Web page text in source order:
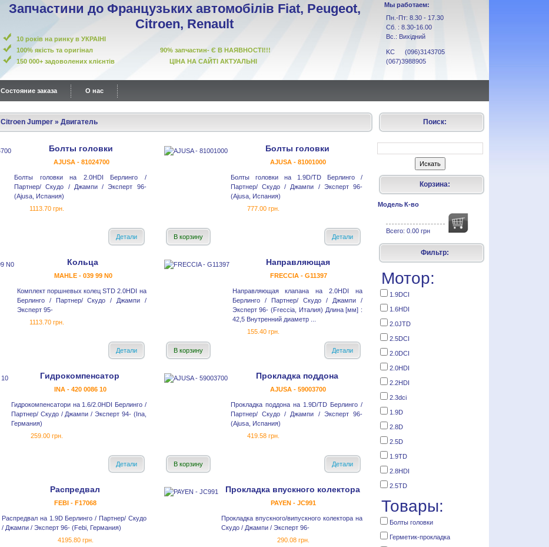
Запчастини до Французьких автомобілів Fiat, Peugeot,
Citroen, Renault
10 років на ринку в УКРАІНІ
100% якість та оригінал 90% запчастин- Є В НАЯВНОСТІ!!!
150 000+ задоволених клієнтів ЦІНА НА САЙТІ АКТУАЛЬНІ
Мы работаем:
Пн.-Пт: 8.30 - 17.30
Сб. : 8.30-16.00
Вс.: Вихідний
KC (096)3143705
(067)3988905
Состояние заказа О нас
Citroen Jumper » Двигатель
Болты головки
AJUSA - 81024700
Болты головки на 2.0HDI Берлинго /
Партнер/ Скудо / Джампи / Эксперт 96-
(Ajusa, Испания)
1113.70 грн.
Детали
Болты головки
AJUSA - 81001000
Болты головки на 1.9D/TD Берлинго /
Партнер/ Скудо / Джампи / Эксперт 96-
(Ajusa, Испания)
777.00 грн.
В корзину Детали
Кольца
MAHLE - 039 99 N0
Комплект поршневых колец STD 2.0HDI на
Берлинго / Партнер/ Скудо / Джампи /
Эксперт 95-
1113.70 грн.
Детали
Направляющая
FRECCIA - G11397
Направляющая клапана на 2.0HDI на
Берлинго / Партнер/ Скудо / Джампи /
Эксперт 96- (Freccia, Италия) Длина [мм] :
42,5 Внутренний диаметр ...
155.40 грн.
В корзину Детали
Гидрокомпенсатор
INA - 420 0086 10
Гидрокомпенсатори на 1.6/2.0HDI Берлинго /
Партнер/ Скудо / Джампи / Эксперт 94- (Ina,
Германия)
259.00 грн.
Детали
Прокладка поддона
AJUSA - 59003700
Прокладка поддона на 1.9D/TD Берлинго /
Партнер/ Скудо / Джампи / Эксперт 96-
(Ajusa, Испания)
419.58 грн.
В корзину Детали
Распредвал
FEBI - F17068
Распредвал на 1.9D Берлинго / Партнер/ Скудо
/ Джампи / Эксперт 96- (Febi, Германия)
4195.80 грн.
Прокладка впускного колектора
PAYEN - JC991
Прокладка впускного/випускного колектора на
Скудо / Джампи / Эксперт 96-
290.08 грн.
Поиск:
Корзина:
МодельК-во
Всего: 0.00 грн
Фильтр:
Мотор:
1.9DCI
1.6HDI
2.0JTD
2.5DCI
2.0DCI
2.0HDI
2.2HDI
2.3dci
1.9D
2.8D
2.5D
1.9TD
2.8HDI
2.5TD
Товары:
Болты головки
Герметик-прокладка